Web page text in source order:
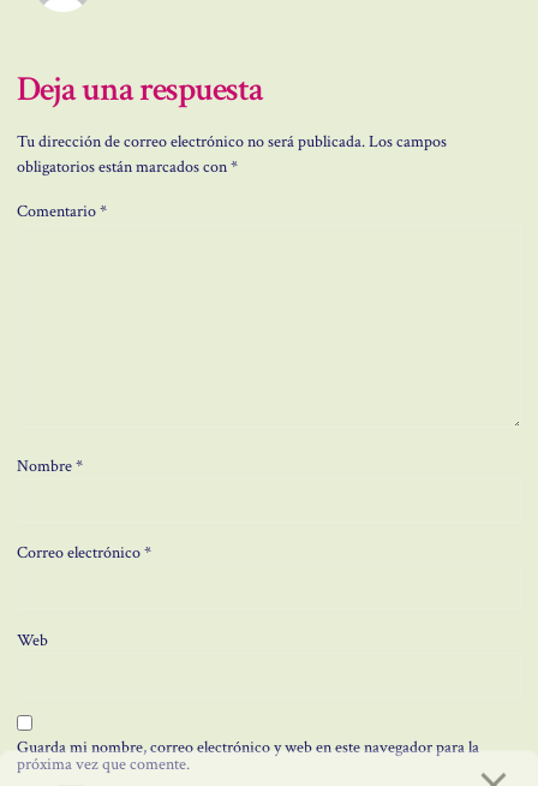
Deja una respuesta
Tu dirección de correo electrónico no será publicada.Los campos
obligatorios están marcados con*
Comentario*
Nombre*
Correo electrónico*
Web
Guarda mi nombre, correo electrónico y web en este navegador para la
próxima vez que comente.